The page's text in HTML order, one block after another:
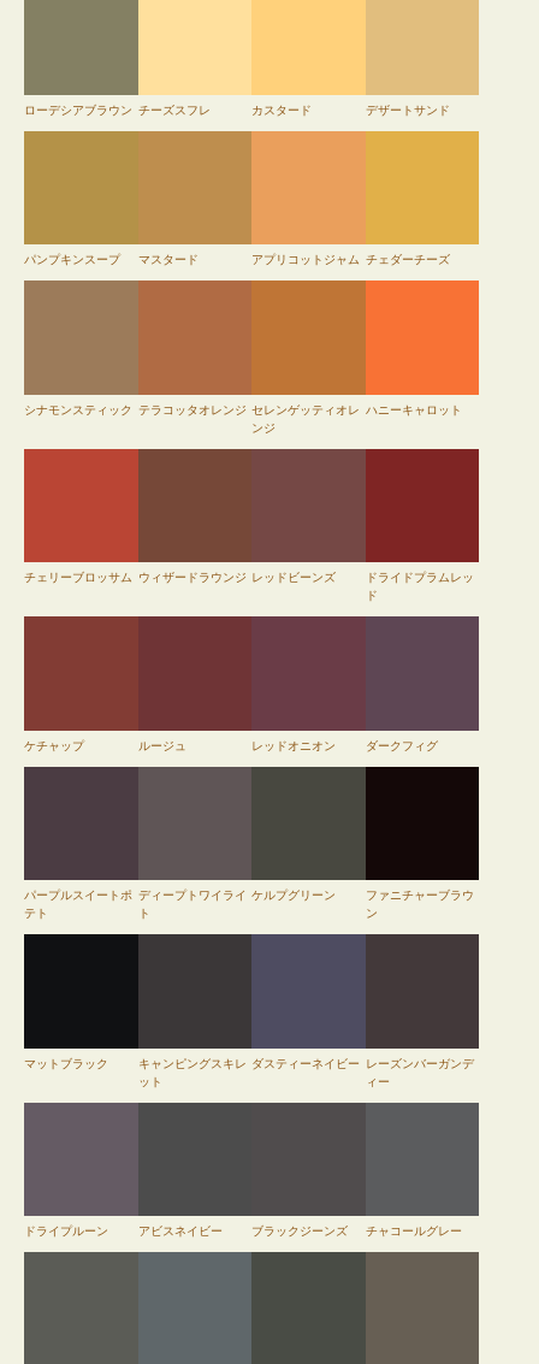
ローデシアブラウン チーズスフレ カスタード デザートサンド
パンプキンスープ マスタード アプリコットジャム チェダーチーズ
シナモンスティック テラコッタオレンジ セレンゲッティオレ
ンジ
ハニーキャロット
チェリーブロッサム ウィザードラウンジ レッドビーンズ
ドライドプラムレッ
ド
ケチャップ ルージュ レッドオニオン ダークフィグ
パープルスイートポ
テト
ディープトワイライ
ト
ケルプグリーン
ファニチャーブラウ
ン
マットブラック
キャンピングスキレ
ット
ダスティーネイビー
レーズンバーガンデ
ィー
ドライプルーン アビスネイビー ブラックジーンズ チャコールグレー